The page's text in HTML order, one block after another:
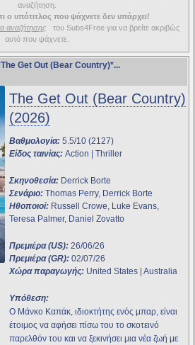
αναζήτηση.
ο υπότιτλος που ψάχνετε δεν υπάρχει!
αναζήτησης
του Subs4Free για να βρείτε ακριβώς
αυτό που ψάχνετε.
Get Out (Bear Country)*...
The Get Out (Bear Country)
(2026)
Βαθμολογία: 5.5/10 (2127)
Είδος ταινίας: Action | Thriller
Σκηνοθεσία: Derrick Borte
Σενάριο: Thomas Perry, Derrick Borte
Ηθοποιοί: Russell Crowe, Luke Evans,
Teresa Palmer, Daniel Zovatto
Πρεμιέρα (US): 26/06/26
Πρεμιέρα (GR): 02/07/26
Χώρα παραγωγής: United States | Australia
Υπόθεση:
Ο Μάνκο Καπάκ, ιδιοκτήτης ενός μπαρ, είναι
έτοιμος να αφήσει πίσω του το σκοτεινό
παρελθόν του και να ξεκινήσει μια νέα ζωή με